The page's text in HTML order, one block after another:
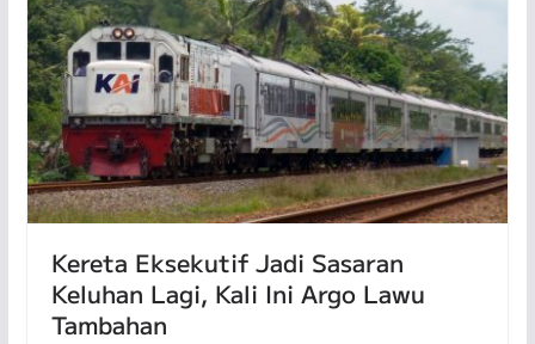
Kereta Eksekutif Jadi Sasaran
Keluhan Lagi, Kali Ini Argo Lawu
Tambahan